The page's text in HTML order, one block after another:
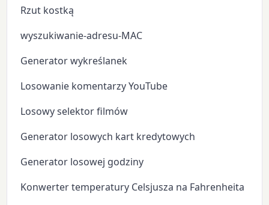
Rzut kostką
wyszukiwanie-adresu-MAC
Generator wykreślanek
Losowanie komentarzy YouTube
Losowy selektor filmów
Generator losowych kart kredytowych
Generator losowej godziny
Konwerter temperatury Celsjusza na Fahrenheita